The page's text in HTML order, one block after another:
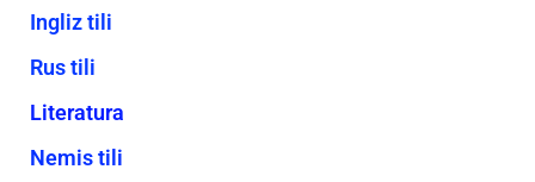
Ingliz tili
Rus tili
Literatura
Nemis tili